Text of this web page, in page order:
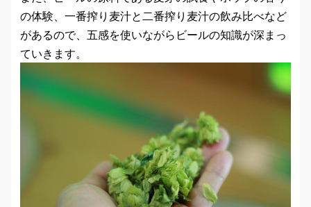
の体験、一番搾り麦汁と二番搾り麦汁の飲み比べなど
があるので、五感を使いながらビールの知識が深まっ
ていきます。